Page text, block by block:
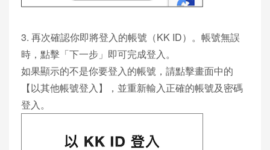
3. 再次確認你即將登入的帳號（KK ID）。帳號無誤
時，點擊「下一步」即可完成登入。
如果顯示的不是你要登入的帳號，請點擊畫面中的
【以其他帳號登入】，並重新輸入正確的帳號及密碼
登入。